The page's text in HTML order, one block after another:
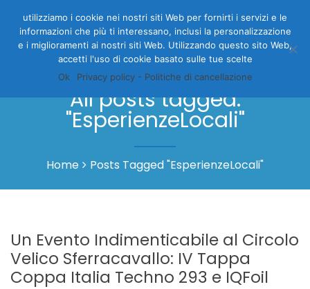
All posts tagged:
"EsperienzeLocali"
Home Posts Tagged "EsperienzeLocali"
Un Evento Indimenticabile al Circolo
Velico Sferracavallo: IV Tappa
Coppa Italia Techno 293 e IQFoil
utilizziamo i cookie nei nostri siti Web per fornirti i servizi e le
informazioni che più ti interessano, inclusi la personalizzazione
e i miglioramenti ai nostri siti Web. Utilizzando questo sito Web,
accetti l'uso di cookie basato sulle tue scelte
Ok
Privacy policy - Politiche di cancellazione